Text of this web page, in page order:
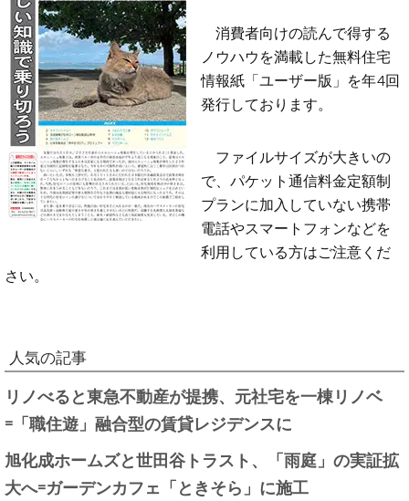
消費者向けの読んで得する
ノウハウを満載した無料住宅
情報紙「ユーザー版」を年4回
発行しております。
ファイルサイズが大きいの
で、パケット通信料金定額制
プランに加入していない携帯
電話やスマートフォンなどを
利用している方はご注意くだ
さい。
人気の記事
リノべると東急不動産が提携、元社宅を一棟リノベ
=「職住遊」融合型の賃貸レジデンスに
旭化成ホームズと世田谷トラスト、「雨庭」の実証拡
大へ=ガーデンカフェ「ときそら」に施工